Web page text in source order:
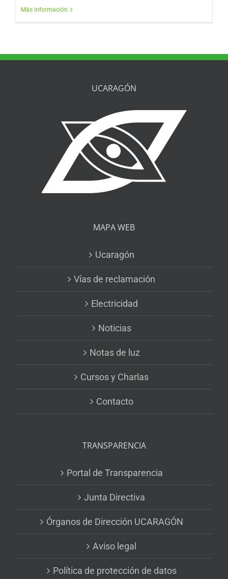
Más información
UCARAGÓN
MAPA WEB
Ucaragón
Vías de reclamación
Electricidad
Noticias
Notas de luz
Cursos y Charlas
Contacto
TRANSPARENCIA
Portal de Transparencia
Junta Directiva
Órganos de Dirección UCARAGÓN
Aviso legal
Política de protección de datos